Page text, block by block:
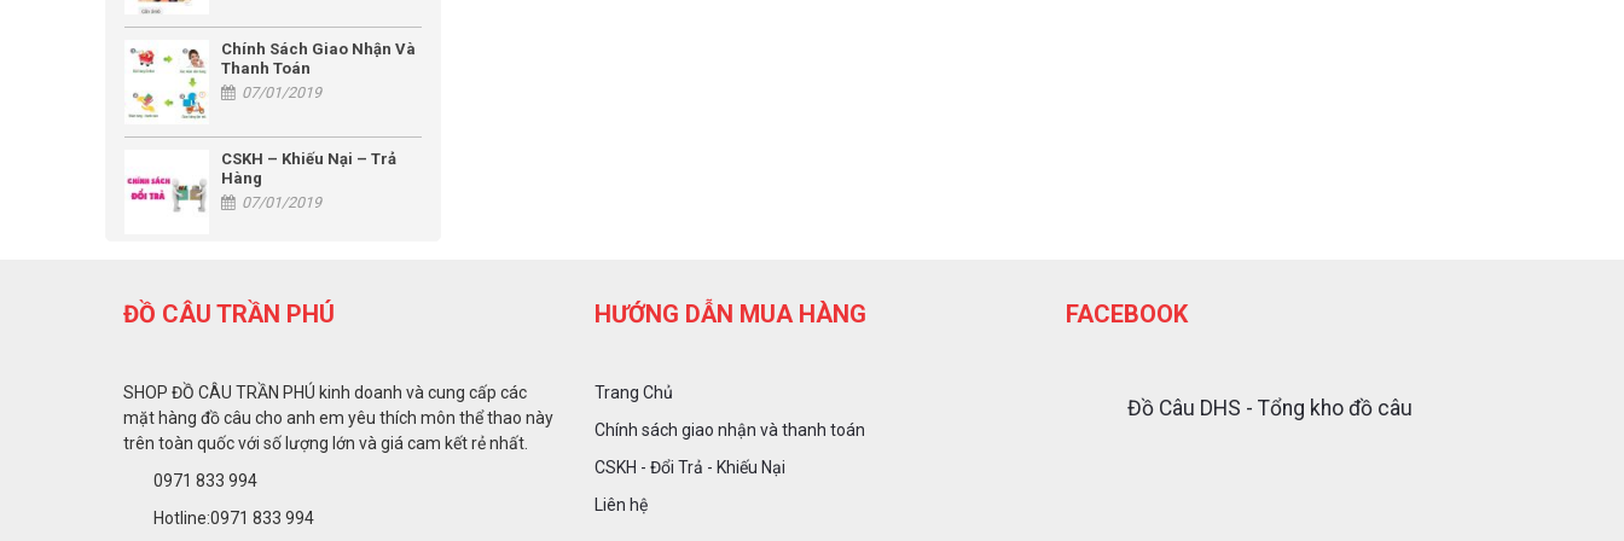
Chính Sách Giao Nhận Và
Thanh Toán
07/01/2019
CSKH – Khiếu Nại – Trả
Hàng
07/01/2019
ĐỒ CÂU TRẦN PHÚ
SHOP ĐỒ CÂU TRẦN PHÚ kinh doanh và cung cấp các
mặt hàng đồ câu cho anh em yêu thích môn thể thao này
trên toàn quốc với số lượng lớn và giá cam kết rẻ nhất.
0971 833 994
Hotline:0971 833 994
HƯỚNG DẪN MUA HÀNG
Trang Chủ
Chính sách giao nhận và thanh toán
CSKH - Đổi Trả - Khiếu Nại
Liên hệ
FACEBOOK
Đồ Câu DHS - Tổng kho đồ câu